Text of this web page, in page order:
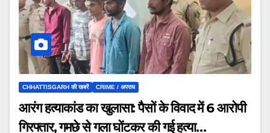
CHHATTISGARH की खबरें CRIME / अपराध
आरंग हत्याकांड का खुलासा: पैसों के विवाद में 6 आरोपी
गिरफ्तार, गमछे से गला घोंटकर की गई हत्या…